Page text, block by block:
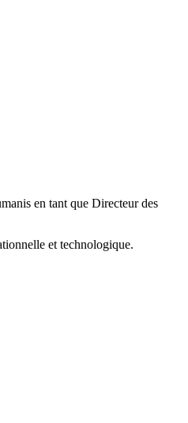
en tant que Directeur des
et technologique.